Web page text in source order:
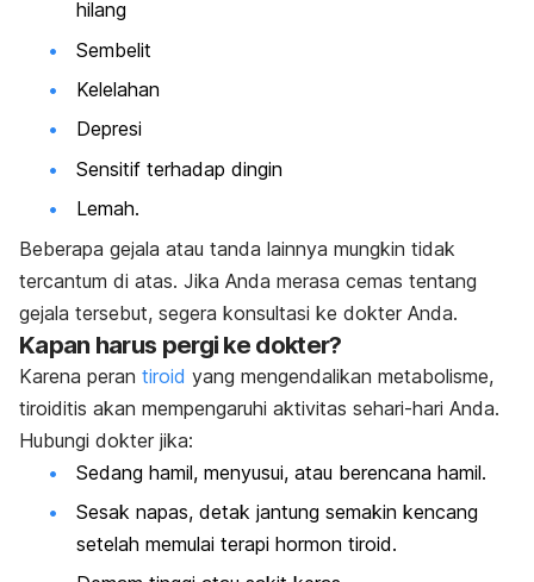
hilang
Sembelit
Kelelahan
Depresi
Sensitif terhadap dingin
Lemah.
Beberapa gejala atau tanda lainnya mungkin tidak
tercantum di atas. Jika Anda merasa cemas tentang
gejala tersebut, segera konsultasi ke dokter Anda.
Kapan harus pergi ke dokter?
Karena peran tiroid yang mengendalikan metabolisme,
tiroiditis akan mempengaruhi aktivitas sehari-hari Anda.
Hubungi dokter jika:
Sedang hamil, menyusui, atau berencana hamil.
Sesak napas, detak jantung semakin kencang
setelah memulai terapi hormon tiroid.